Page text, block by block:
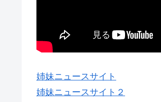
姉妹ニュースサイト
姉妹ニュースサイト２